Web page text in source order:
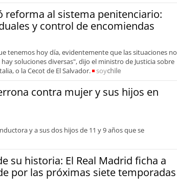
reforma al sistema penitenciario:
y control de encomiendas
tenemos hoy día, evidentemente que las situaciones no
soluciones diversas", dijo el ministro de Justicia sobre
o la Cecot de El Salvador.
soychile
contra mujer y sus hijos en
y a sus dos hijos de 11 y 9 años que se
su historia: El Real Madrid ficha a
por las próximas siete temporadas